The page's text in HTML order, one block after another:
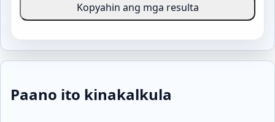
Kopyahin ang mga resulta
Paano ito kinakalkula